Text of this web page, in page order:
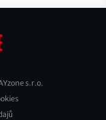
s.r.o.